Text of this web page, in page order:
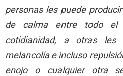
personas les puede
de calma entre todo el
cotidianidad, a otras les
melancolía e incluso
enojo o cualquier otra